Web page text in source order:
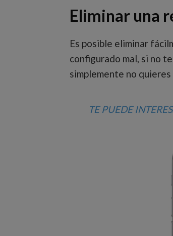
Eliminar una
Es posible eliminar
configurado mal, si no
simplemente no
TE PUEDE